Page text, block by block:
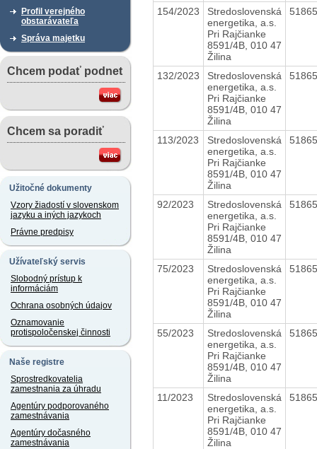
Profil verejného
obstarávateľa
Správa majetku
Chcem podať podnet
Chcem sa poradiť
Užitočné dokumenty
Vzory žiadostí v slovenskom
jazyku a iných jazykoch
Právne predpisy
Užívateľský servis
Slobodný prístup k
informáciám
Ochrana osobných údajov
Oznamovanie
protispoločenskej činnosti
Naše registre
Sprostredkovatelia
zamestnania za úhradu
Agentúry podporovaného
zamestnávania
Agentúry dočasného
zamestnávania
154/2023
Stredoslovenská
energetika, a.s.
Pri Rajčianke
8591/4B, 010 47
Žilina
132/2023
Stredoslovenská
energetika, a.s.
Pri Rajčianke
8591/4B, 010 47
Žilina
113/2023
Stredoslovenská
energetika, a.s.
Pri Rajčianke
8591/4B, 010 47
Žilina
92/2023
Stredoslovenská
energetika, a.s.
Pri Rajčianke
8591/4B, 010 47
Žilina
75/2023
Stredoslovenská
energetika, a.s.
Pri Rajčianke
8591/4B, 010 47
Žilina
55/2023
Stredoslovenská
energetika, a.s.
Pri Rajčianke
8591/4B, 010 47
Žilina
11/2023
Stredoslovenská
energetika, a.s.
Pri Rajčianke
8591/4B, 010 47
Žilina